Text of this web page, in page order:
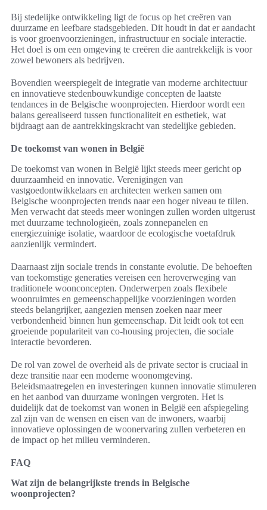
Bij stedelijke ontwikkeling ligt de focus op het creëren van
duurzame en leefbare stadsgebieden. Dit houdt in dat er aandacht
is voor groenvoorzieningen, infrastructuur en sociale interactie.
Het doel is om een omgeving te creëren die aantrekkelijk is voor
zowel bewoners als bedrijven.
Bovendien weerspiegelt de integratie van moderne architectuur
en innovatieve stedenbouwkundige concepten de laatste
tendances in de Belgische woonprojecten. Hierdoor wordt een
balans gerealiseerd tussen functionaliteit en esthetiek, wat
bijdraagt aan de aantrekkingskracht van stedelijke gebieden.
De toekomst van wonen in België
De toekomst van wonen in België lijkt steeds meer gericht op
duurzaamheid en innovatie. Verenigingen van
vastgoedontwikkelaars en architecten werken samen om
Belgische woonprojecten trends naar een hoger niveau te tillen.
Men verwacht dat steeds meer woningen zullen worden uitgerust
met duurzame technologieën, zoals zonnepanelen en
energiezuinige isolatie, waardoor de ecologische voetafdruk
aanzienlijk vermindert.
Daarnaast zijn sociale trends in constante evolutie. De behoeften
van toekomstige generaties vereisen een heroverweging van
traditionele woonconcepten. Onderwerpen zoals flexibele
woonruimtes en gemeenschappelijke voorzieningen worden
steeds belangrijker, aangezien mensen zoeken naar meer
verbondenheid binnen hun gemeenschap. Dit leidt ook tot een
groeiende populariteit van co-housing projecten, die sociale
interactie bevorderen.
De rol van zowel de overheid als de private sector is cruciaal in
deze transitie naar een moderne woonomgeving.
Beleidsmaatregelen en investeringen kunnen innovatie stimuleren
en het aanbod van duurzame woningen vergroten. Het is
duidelijk dat de toekomst van wonen in België een afspiegeling
zal zijn van de wensen en eisen van de inwoners, waarbij
innovatieve oplossingen de woonervaring zullen verbeteren en
de impact op het milieu verminderen.
FAQ
Wat zijn de belangrijkste trends in Belgische
woonprojecten?